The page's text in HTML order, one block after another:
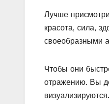
Лучше
красота, сила,
своеобразными
Чтобы они
отражению. Вы
визуализируются.